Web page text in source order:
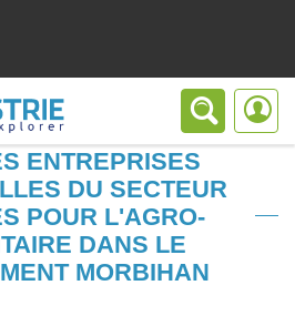
ENTREPRISES
DU SECTEUR
POUR L'AGRO-
DANS LE
MORBIHAN